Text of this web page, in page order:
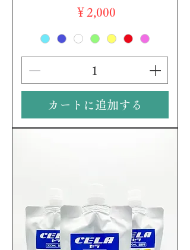
価格
￥2,000
カートに追加する